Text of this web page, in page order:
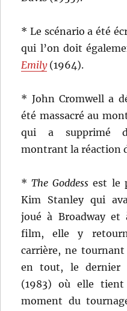
* Le scénario a été
qui l’on doit
Emily(1964).
* John Cromwell a
été massacré au
qui a supprimé
montrant la réaction
*The Goddess est le
Kim Stanley qui
joué à Broadway et
film, elle y
carrière, ne
en tout, le
(1983) où elle
moment du